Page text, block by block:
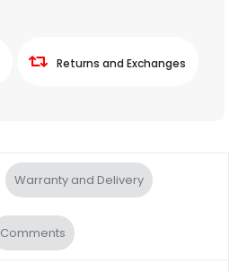
Returns and Exchanges
Warranty and Delivery
Comments